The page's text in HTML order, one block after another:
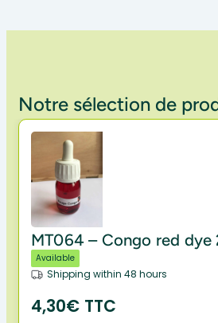
Notre sélection de
MT064 – Congo red dye
Available
Shipping within 48 hours
4,30€ TTC